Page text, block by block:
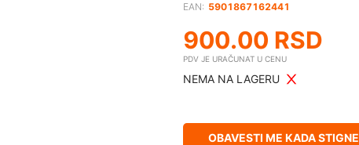
EAN: 5901867162441
900.00 RSD
PDV JE URAČUNAT U CENU
NEMA NA LAGERU
OBAVESTI ME KADA STIGNE